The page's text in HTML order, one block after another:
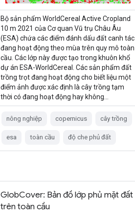
Bộ sản phẩm WorldCereal Active Cropland
10 m 2021 của Cơ quan Vũ trụ Châu Âu
(ESA) chứa các điểm đánh dấu đất canh tác
đang hoạt động theo mùa trên quy mô toàn
cầu. Các lớp này được tạo trong khuôn khổ
dự án ESA-WorldCereal. Các sản phẩm đất
trồng trọt đang hoạt động cho biết liệu một
điểm ảnh được xác định là cây trồng tạm
thời có đang hoạt động hay không…
nông nghiệp copernicus cây trồng
esa toàn cầu độ che phủ đất
GlobCover: Bản đồ lớp phủ mặt đất
trên toàn cầu